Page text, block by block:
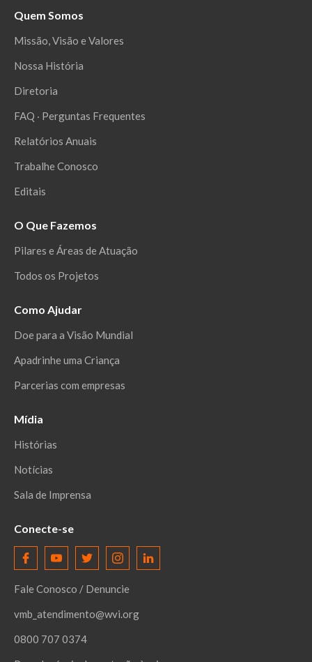
Quem Somos
Missão, Visão e Valores
Nossa História
Diretoria
FAQ ‧ Perguntas Frequentes
Relatórios Anuais
Trabalhe Conosco
Editais
O Que Fazemos
Pilares e Áreas de Atuação
Todos os Projetos
Como Ajudar
Doe para a Visão Mundial
Apadrinhe uma Criança
Parcerias com empresas
Mídia
Histórias
Notícias
Sala de Imprensa
Conecte-se
Fale Conosco / Denuncie
vmb_atendimento@wvi.org
0800 707 0374